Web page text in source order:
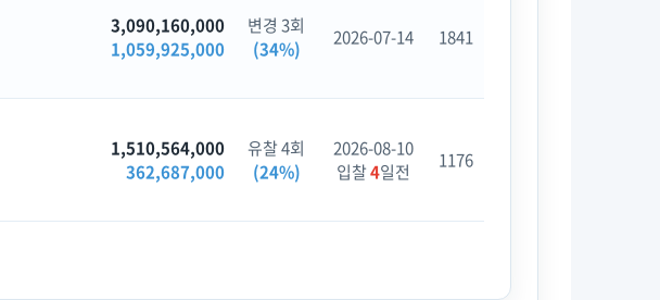
3,090,160,000
1,059,925,000
변경 3회
(34%)
2026-07-14 1841
1,510,564,000
362,687,000
유찰 4회
(24%)
2026-08-10
입찰4일전 1176